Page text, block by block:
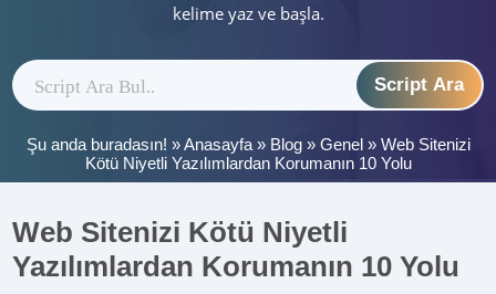
kelime yaz ve başla.
Script Ara
Şu anda buradasın! »Anasayfa» Blog» Genel» Web Sitenizi
Kötü Niyetli Yazılımlardan Korumanın 10 Yolu
Web Sitenizi Kötü Niyetli
Yazılımlardan Korumanın 10 Yolu